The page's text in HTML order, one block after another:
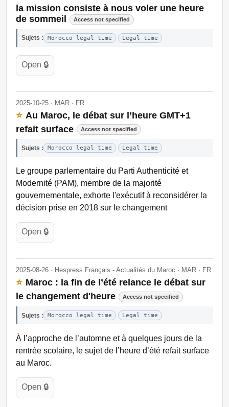
la mission consiste à nous voler une heure
de sommeil
Access not specified
Sujets : Morocco legal time Legal time
Open 🔒
2025-10-25 · MAR · FR
⭐ Au Maroc, le débat sur l’heure GMT+1
refait surface
Access not specified
Sujets : Morocco legal time Legal time
Le groupe parlementaire du Parti Authenticité et
Modernité (PAM), membre de la majorité
gouvernementale, exhorte l'exécutif à reconsidérer la
décision prise en 2018 sur le changement
Open 🔒
2025-08-26 · Hespress Français - Actualités du Maroc · MAR · FR
⭐ Maroc : la fin de l’été relance le débat sur
le changement d'heure
Access not specified
Sujets : Morocco legal time Legal time
À l’approche de l’automne et à quelques jours de la
rentrée scolaire, le sujet de l’heure d’été refait surface
au Maroc.
Open 🔒